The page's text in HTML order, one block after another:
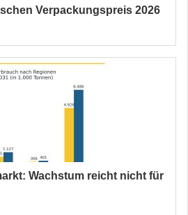
Verpackungspreis 2026
Wachstum reicht nicht für